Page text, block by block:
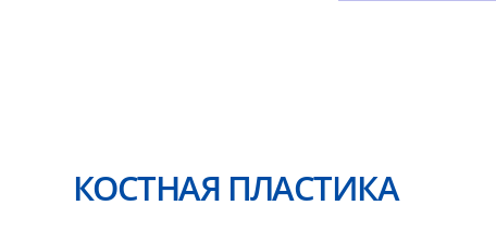
КОСТНАЯ ПЛАСТИКА